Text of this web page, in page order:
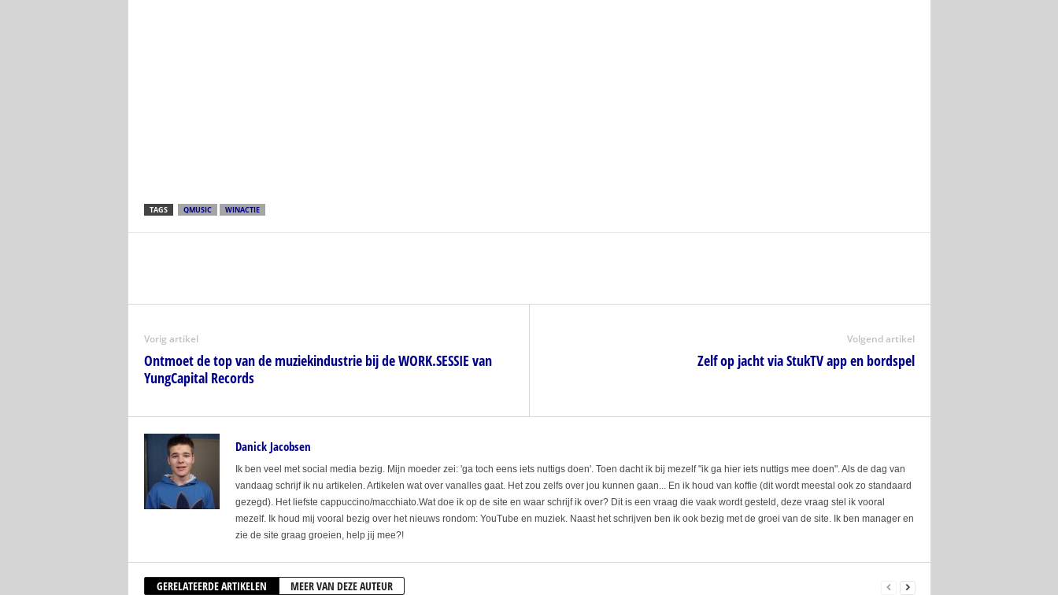
TAGS QMUSIC WINACTIE
Vorig artikel
Ontmoet de top van de muziekindustrie bij de WORK.SESSIE van
YungCapital Records
Volgend artikel
Zelf op jacht via StukTV app en bordspel
Danick Jacobsen
Ik ben veel met social media bezig. Mijn moeder zei: 'ga toch eens iets nuttigs doen'. Toen dacht ik bij mezelf "ik ga hier iets nuttigs mee doen". Als de dag van
vandaag schrijf ik nu artikelen. Artikelen wat over vanalles gaat. Het zou zelfs over jou kunnen gaan... En ik houd van koffie (dit wordt meestal ook zo standaard
gezegd). Het liefste cappuccino/macchiato.Wat doe ik op de site en waar schrijf ik over? Dit is een vraag die vaak wordt gesteld, deze vraag stel ik vooral
mezelf. Ik houd mij vooral bezig over het nieuws rondom: YouTube en muziek. Naast het schrijven ben ik ook bezig met de groei van de site. Ik ben manager en
zie de site graag groeien, help jij mee?!
GERELATEERDE ARTIKELEN MEER VAN DEZE AUTEUR